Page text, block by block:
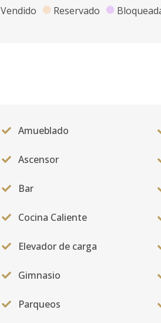
3 1 175
Vendido Reservado
Amueblado
Ascensor
Bar
Cocina Caliente
Elevador de carga
Gimnasio
Parqueos